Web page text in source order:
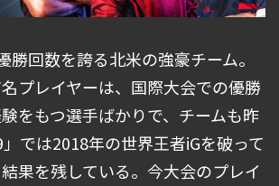
勝回数を誇る北米の強豪チーム。
プレイヤーは、国際大会での優勝
をもつ選手ばかりで、チームも昨
では2018年の世界王者iGを破って
果を残している。今大会のプレイ